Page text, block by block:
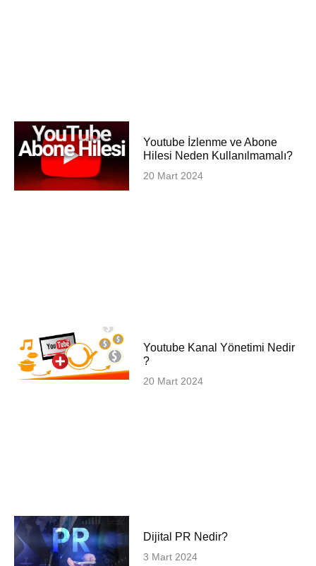
Youtube İzlenme ve Abone
Hilesi Neden Kullanılmamalı?
20 Mart 2024
Youtube Kanal Yönetimi Nedir
?
20 Mart 2024
Dijital PR Nedir?
3 Mart 2024